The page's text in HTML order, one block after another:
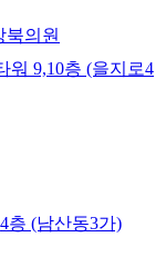
의원
워 9,10층 (을지로4
층 (남산동3가)